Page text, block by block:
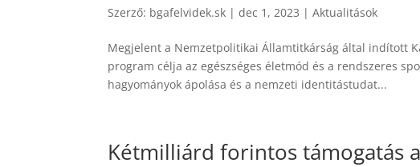
Szerző: bgafelvidek.sk |dec 1, 2023 |Aktualitások
Megjelent a Nemzetpolitikai Államtitkárság által indított
program célja az egészséges életmód és a rendszeres
hagyományok ápolása és a nemzeti identitástudat...
Kétmilliárd forintos támogatás